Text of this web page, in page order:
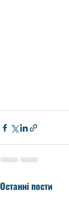
Останні пости